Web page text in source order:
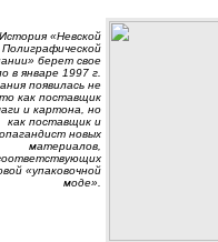
История «Невской
Полиграфической
берет свое
в январе 1997 г.
появилась не
как поставщик
и картона, но
как поставщик и
новых
материалов,
«упаковочной
моде».